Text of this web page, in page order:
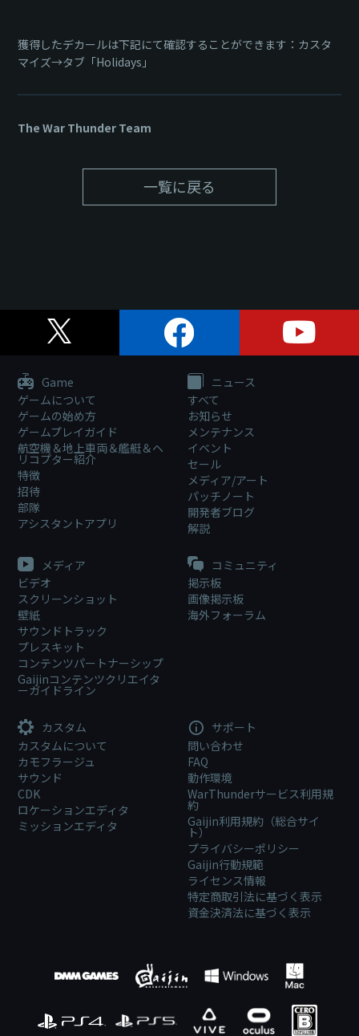
獲得したデカールは下記にて確認することができます：カスタ
マイズ→タブ「Holidays」
The War Thunder Team
一覧に戻る
Game
ゲームについて
ゲームの始め方
ゲームプレイガイド
航空機＆地上車両＆艦艇＆ヘ
リコプター紹介
特徴
招待
部隊
アシスタントアプリ
ニュース
すべて
お知らせ
メンテナンス
イベント
セール
メディア/アート
パッチノート
開発者ブログ
解説
メディア
ビデオ
スクリーンショット
壁紙
サウンドトラック
プレスキット
コンテンツパートナーシップ
Gaijinコンテンツクリエイタ
ーガイドライン
コミュニティ
掲示板
画像掲示板
海外フォーラム
カスタム
カスタムについて
カモフラージュ
サウンド
CDK
ロケーションエディタ
ミッションエディタ
サポート
問い合わせ
FAQ
動作環境
WarThunderサービス利用規
約
Gaijin利用規約（総合サイ
ト）
プライバシーポリシー
Gaijin行動規範
ライセンス情報
特定商取引法に基づく表示
資金決済法に基づく表示